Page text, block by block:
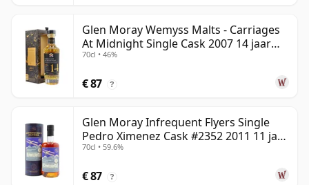
Glen Moray Wemyss Malts - Carriages
At Midnight Single Cask 2007 14 jaar
oud
70cl • 46%
€ 87 ?
Glen Moray Infrequent Flyers Single
Pedro Ximenez Cask #2352 2011 11 jaar
oud
70cl • 59.6%
€ 87 ?